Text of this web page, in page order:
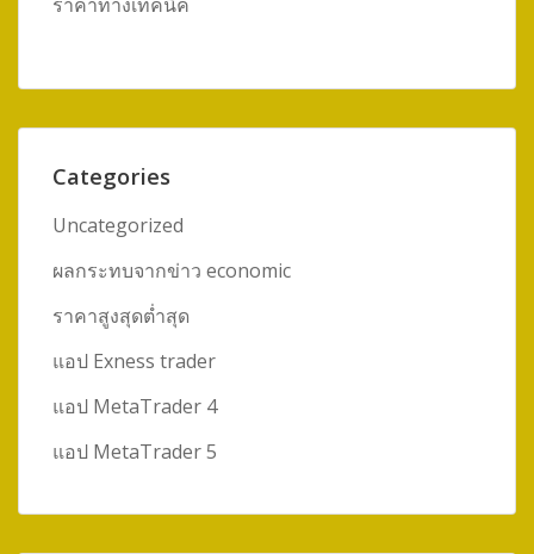
Categories
Uncategorized
ผลกระทบจากข่าว economic
ราคาสูงสุดต่ำสุด
แอป Exness trader
แอป MetaTrader 4
แอป MetaTrader 5